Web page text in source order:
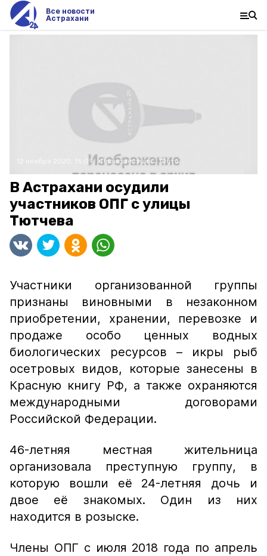
Все новости
Астрахани
12 ноября 2020, 15:09 Происшествия Фото:
В Астрахани осудили
участников ОПГ с улицы
Тютчева
Участники организованной группы
признаны виновными в незаконном
приобретении, хранении, перевозке и
продаже особо ценных водных
биологических ресурсов – икры рыб
осетровых видов, которые занесены в
Красную книгу РФ, а также охраняются
международными договорами
Российской Федерации.
46-летняя местная жительница
организовала преступную группу, в
которую вошли её 24-летняя дочь и
двое её знакомых. Один из них
находится в розыске.
Члены ОПГ с июля 2018 года по апрель